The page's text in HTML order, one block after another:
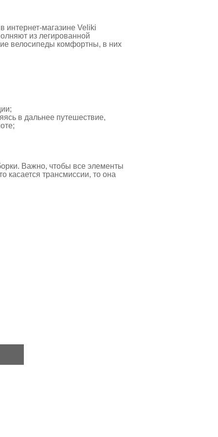
в интернет-магазине Veliki
из легированной
велосипеды комфортны, в них
в дальнее путешествие,
Важно, чтобы все элементы
трансмиссии, то она